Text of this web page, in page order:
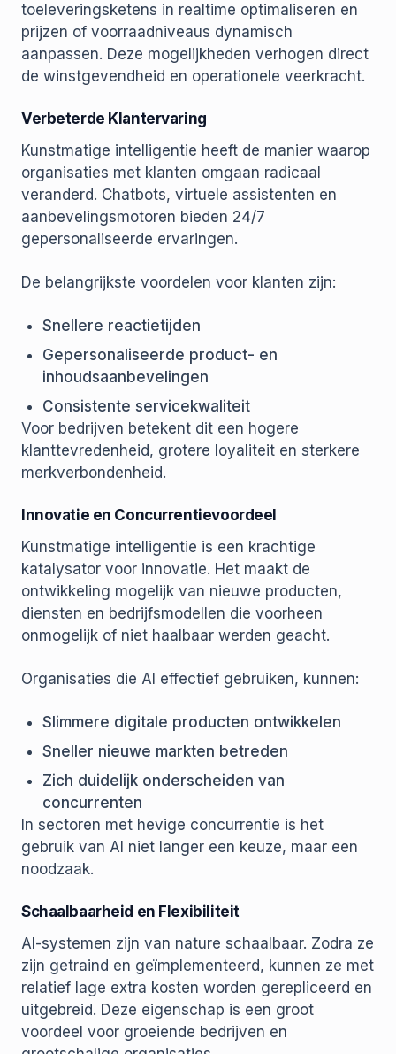
toeleveringsketens in realtime optimaliseren en
prijzen of voorraadniveaus dynamisch
aanpassen. Deze mogelijkheden verhogen direct
de winstgevendheid en operationele veerkracht.
Verbeterde Klantervaring
Kunstmatige intelligentie heeft de manier waarop
organisaties met klanten omgaan radicaal
veranderd. Chatbots, virtuele assistenten en
aanbevelingsmotoren bieden 24/7
gepersonaliseerde ervaringen.
De belangrijkste voordelen voor klanten zijn:
Snellere reactietijden
Gepersonaliseerde product- en
inhoudsaanbevelingen
Consistente servicekwaliteit
Voor bedrijven betekent dit een hogere
klanttevredenheid, grotere loyaliteit en sterkere
merkverbondenheid.
Innovatie en Concurrentievoordeel
Kunstmatige intelligentie is een krachtige
katalysator voor innovatie. Het maakt de
ontwikkeling mogelijk van nieuwe producten,
diensten en bedrijfsmodellen die voorheen
onmogelijk of niet haalbaar werden geacht.
Organisaties die AI effectief gebruiken, kunnen:
Slimmere digitale producten ontwikkelen
Sneller nieuwe markten betreden
Zich duidelijk onderscheiden van
concurrenten
In sectoren met hevige concurrentie is het
gebruik van AI niet langer een keuze, maar een
noodzaak.
Schaalbaarheid en Flexibiliteit
AI-systemen zijn van nature schaalbaar. Zodra ze
zijn getraind en geïmplementeerd, kunnen ze met
relatief lage extra kosten worden gerepliceerd en
uitgebreid. Deze eigenschap is een groot
voordeel voor groeiende bedrijven en